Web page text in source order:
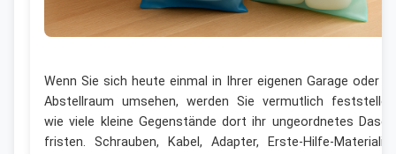
Wenn Sie sich heute einmal in Ihrer eigenen Garage oder
Abstellraum umsehen, werden Sie vermutlich
wie viele kleine Gegenstände dort ihr ungeordnetes
fristen. Schrauben, Kabel, Adapter, Erste-Hilfe-